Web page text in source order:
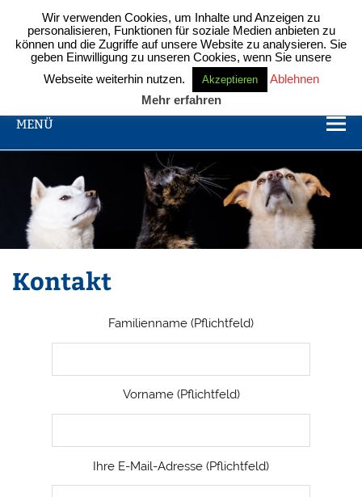
springenYukiko 雪子 – Sisi – Idefix
Hunde und Katz unter einem Dach
MENÜ
Kontakt
Familienname (Pflichtfeld)
Vorname (Pflichtfeld)
Ihre E-Mail-Adresse (Pflichtfeld)
Wir verwenden Cookies, um Inhalte und Anzeigen zu
personalisieren, Funktionen für soziale Medien anbieten zu
können und die Zugriffe auf unsere Website zu analysieren. Sie
geben Einwilligung zu unseren Cookies, wenn Sie unsere
Webseite weiterhin nutzen.
Akzeptieren
Ablehnen
Mehr erfahren